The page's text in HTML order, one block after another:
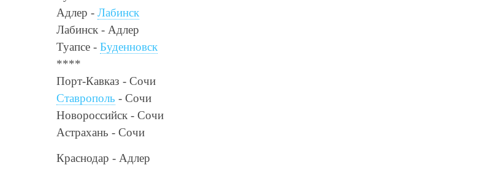
Адлер - Лабинск
Лабинск - Адлер
Туапсе - Буденновск
****
Порт-Кавказ - Сочи
Ставрополь - Сочи
Новороссийск - Сочи
Астрахань - Сочи
Краснодар - Адлер